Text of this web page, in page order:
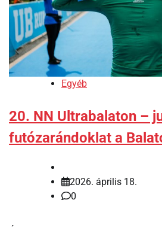
Egyéb
20. NN Ultrabalaton –
futózarándoklat a
2026. április 18.
0